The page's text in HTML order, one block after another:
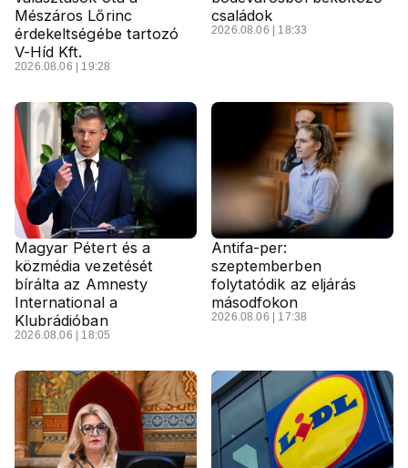
Mészáros Lőrinc
érdekeltségébe tartozó
V-Híd Kft.
2026.08.06 | 19:28
családok
2026.08.06 | 18:33
Magyar Pétert és a
közmédia vezetését
bírálta az Amnesty
International a
Klubrádióban
2026.08.06 | 18:05
Antifa-per:
szeptemberben
folytatódik az eljárás
másodfokon
2026.08.06 | 17:38